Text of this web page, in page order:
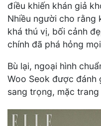
điều khiến khán giả
Nhiều người cho rằng
khá thú vị, bối cảnh
chính đã phá hỏng
Bù lại, ngoại hình
Woo Seok được
sang trọng, mặc